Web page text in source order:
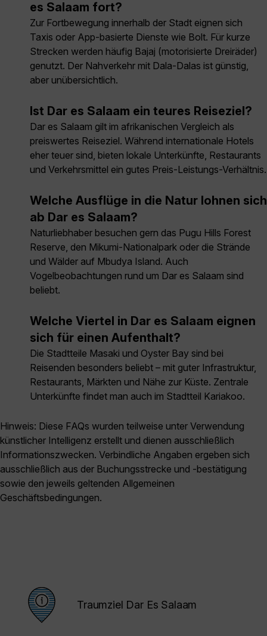
es Salaam fort?
Zur Fortbewegung innerhalb der Stadt eignen sich
Taxis oder App-basierte Dienste wie Bolt. Für kurze
Strecken werden häufig Bajaj (motorisierte Dreiräder)
genutzt. Der Nahverkehr mit Dala-Dalas ist günstig,
aber unübersichtlich.
Ist Dar es Salaam ein teures Reiseziel?
Dar es Salaam gilt im afrikanischen Vergleich als
preiswertes Reiseziel. Während internationale Hotels
eher teuer sind, bieten lokale Unterkünfte, Restaurants
und Verkehrsmittel ein gutes Preis-Leistungs-Verhältnis.
Welche Ausflüge in die Natur lohnen sich
ab Dar es Salaam?
Naturliebhaber besuchen gern das Pugu Hills Forest
Reserve, den Mikumi-Nationalpark oder die Strände
und Wälder auf Mbudya Island. Auch
Vogelbeobachtungen rund um Dar es Salaam sind
beliebt.
Welche Viertel in Dar es Salaam eignen
sich für einen Aufenthalt?
Die Stadtteile Masaki und Oyster Bay sind bei
Reisenden besonders beliebt – mit guter Infrastruktur,
Restaurants, Märkten und Nähe zur Küste. Zentrale
Unterkünfte findet man auch im Stadtteil Kariakoo.
Hinweis: Diese FAQs wurden teilweise unter Verwendung
künstlicher Intelligenz erstellt und dienen ausschließlich
Informationszwecken. Verbindliche Angaben ergeben sich
ausschließlich aus der Buchungsstrecke und -bestätigung
sowie den jeweils geltenden Allgemeinen
Geschäftsbedingungen.
Traumziel Dar Es Salaam